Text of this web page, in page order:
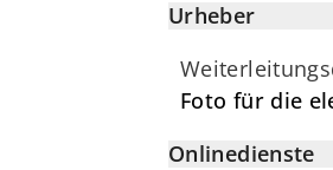
Urheber
Foto für die
Onlinedienste